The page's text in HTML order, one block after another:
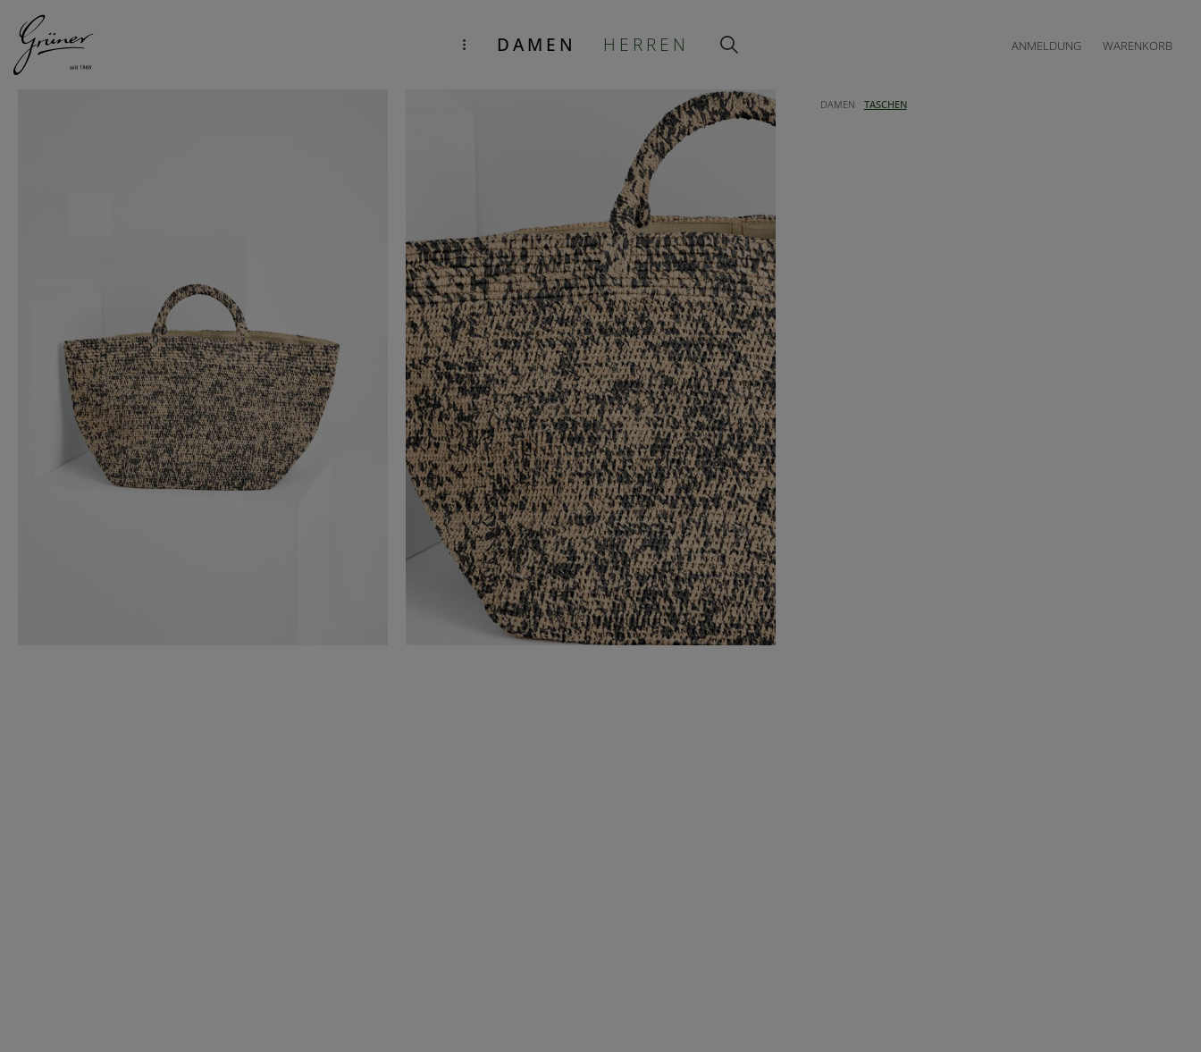
DAMEN HERREN ANMELDUNG WARENKORB
DAMEN TASCHEN